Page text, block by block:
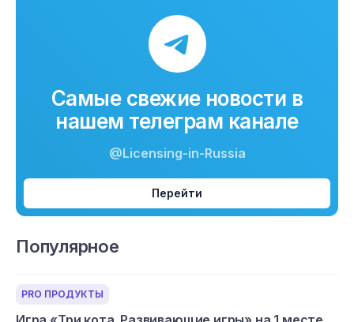
Самые свежие новости в
нашем телеграм канале
@Licensing-in-Russia
Перейти
Популярное
PRO ПРОДУКТЫ